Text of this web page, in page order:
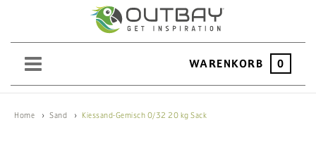
WARENKORB 0
Home Sand Kiessand-Gemisch 0/32 20 kg Sack